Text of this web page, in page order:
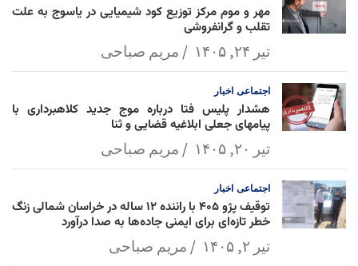
مهر و موم مرکز توزیع کود شیمیایی در یاسوج به علت
تقلب و گرانفروشی
تیر ۲۴, ۱۴۰۵ مریم صباحی
اجتماعی اخبار
هشدار پلیس فتا درباره موج جدید کلاهبرداری با
پیامهای جعلی ابلاغیه قضایی و ثنا
تیر ۲۰, ۱۴۰۵ مریم صباحی
اجتماعی اخبار
توقیف پژو ۴۰۵ با راننده ۱۲ ساله در خراسان شمالی زنگ
خطر تازه‌ای برای ایمنی جاده‌ها به صدا درآورد
تیر ۲, ۱۴۰۵ مریم صباحی